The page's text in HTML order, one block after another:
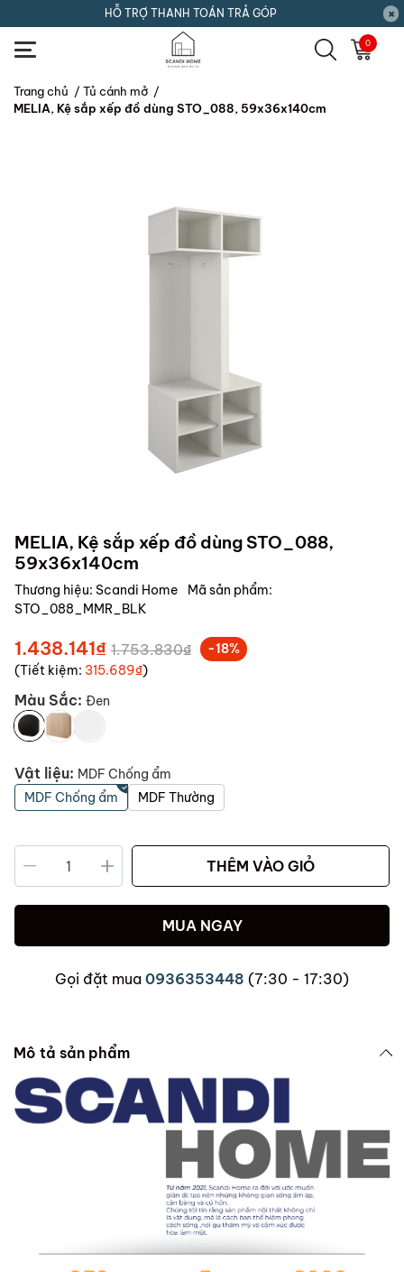
HỖ TRỢ THANH TOÁN TRẢ GÓP
0
Trang chủ / Tủ cánh mở /
MELIA, Kệ sắp xếp đồ dùng STO_088, 59x36x140cm
MELIA, Kệ sắp xếp đồ dùng STO_088,
59x36x140cm
Thương hiệu: Scandi Home
Mã sản phẩm:
STO_088_MMR_BLK
1.438.141₫ 1.753.830₫
-18%
(Tiết kiệm: 315.689₫)
Màu Sắc: Đen
Vật liệu: MDF Chống ẩm
MDF Chống ẩm
MDF Thường
THÊM VÀO GIỎ
MUA NGAY
Gọi đặt mua 0936353448 (7:30 - 17:30)
Mô tả sản phẩm